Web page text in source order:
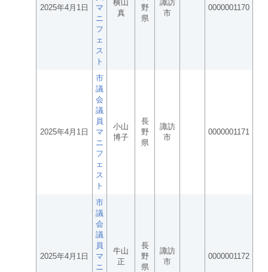
2025年4月1日
マ
ニ
フ
ェ
ス
ト
横山
真
野
県
諏訪
市
0000001170
2025年4月1日
市
議
会
議
員
マ
ニ
フ
ェ
ス
ト
小山
博子
長
野
県
諏訪
市
0000001171
2025年4月1日
市
議
会
議
員
マ
ニ
牛山
正
長
野
県
諏訪
市
0000001172